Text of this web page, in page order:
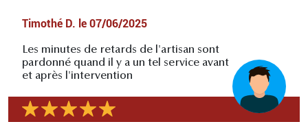
Timothé D. le 07/06/2025
Les minutes de retards de l'artisan sont
pardonné quand il y a un tel service avant
et après l'intervention